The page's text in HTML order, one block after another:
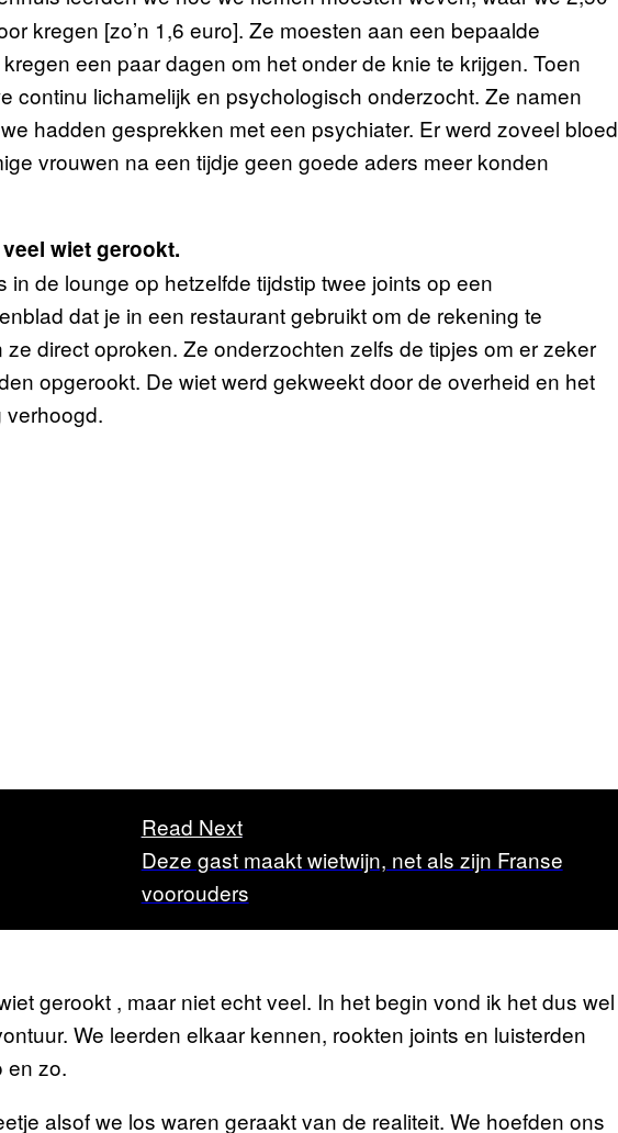
kregen [zo’n 1,6 euro]. Ze moesten aan een bepaalde
een paar dagen om het onder de knie te krijgen. Toen
continu lichamelijk en psychologisch onderzocht. Ze namen
hadden gesprekken met een psychiater. Er werd zoveel bloed
vrouwen na een tijdje geen goede aders meer konden
wiet gerookt.
in de lounge op hetzelfde tijdstip twee joints op een
dat je in een restaurant gebruikt om de rekening te
direct oproken. Ze onderzochten zelfs de tipjes om er zeker
opgerookt. De wiet werd gekweekt door de overheid en het
verhoogd.
Read Next
Deze gast maakt wietwijn, net als zijn Franse
voorouders
gerookt , maar niet echt veel. In het begin vond ik het dus wel
We leerden elkaar kennen, rookten joints en luisterden
en zo.
alsof we los waren geraakt van de realiteit. We hoefden ons